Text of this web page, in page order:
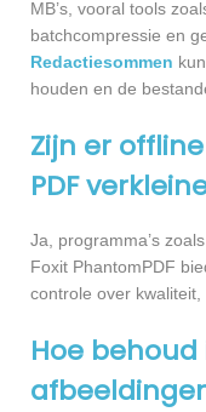
MB’s, vooral tools
batchcompressie en
Redactiesommen
houden en de
Zijn er
PDF
Ja, programma’s
Foxit PhantomPDF
controle over kwaliteit,
Hoe